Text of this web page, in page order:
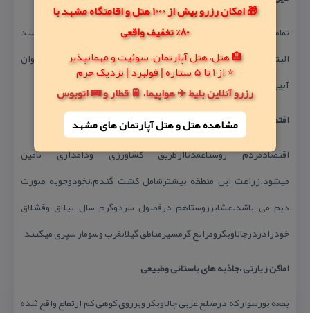
🎁 امکان رزرو بیش از 1000 هتل و اقامتگاه مشهد با
80% تخفیف واقعی
🏨 هتل، هتل آپارتمان، سوئیت و مهمانپذیر
⭐ از 1 تا 5 ستاره | فولبرد | نزدیک حرم
رزرو آنلاین بلیط ✈️ هواپیما، 🚆 قطار و 🚌 اتوبوس
مشاهده هتل و هتل‌ آپارتمان های مشهد
تمامی ساكنان آن پیرودین اسلام ومذهب شیعه اثنی عشری می‌باشند
البته آخرین روستای شیعه‌نشین می‌باشد و بعد از آن وارد قلمرو پیروان
آیین اهل حق می‌شویم.
اقتصادمردم
اقتصادمردم روستاعمدتاازطریق كشاورزی ودامداری تامین
میشود.زراعت این منطقه بیشترشامل كشت گندم،نخودوجوبه صورت
دیم می باشد.عشایرروستاهم درفصول سردوگرم سال ییلاق وقشلاق
خودرادردرچالاوبكرومراتع گرمسیرمناطق گیلانغرب وسومار سپری میكنند
اماكن زیارتی ،جاذبه های باستانی وطبیعی
بقعه بورسوار كه درضلع غربی چالاوبكر وبرروی كوهی كم ارتفاع واقع شده